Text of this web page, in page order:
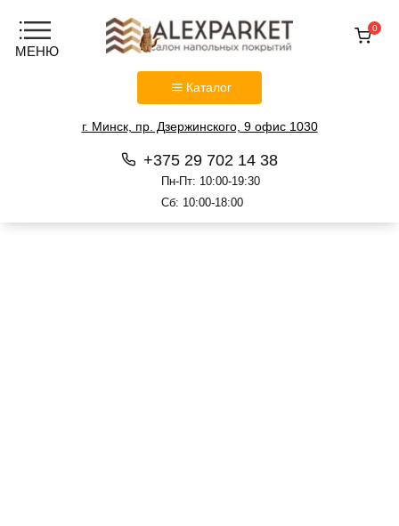
Каталог
г. Минск, пр. Дзержинского, 9 офис 1030
+375 29 702 14 38
Пн-Пт: 10:00-19:30
Сб: 10:00-18:00
0